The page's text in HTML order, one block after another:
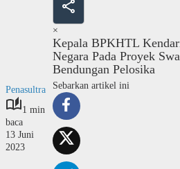
Penasultra
1 min
baca
13 Juni
2023
×
Kepala BPKHTL
Negara Pada Proyek
Bendungan Pelosika
Sebarkan artikel ini